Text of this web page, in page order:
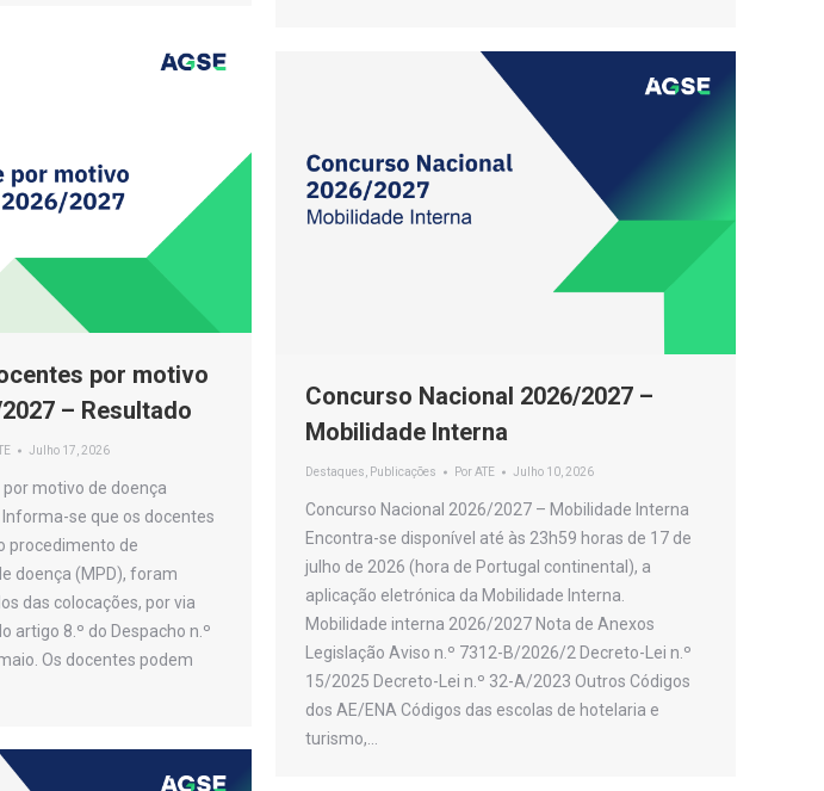
por motivo
– Resultado
Julho 17, 2026
motivo de doença
se que os docentes
procedimento de
doença (MPD), foram
das colocações, por via
artigo 8.º do Despacho n.º
Os docentes podem
Concurso Nacional 2026/2027 –
Mobilidade Interna
Destaques Publicações PorATE Julho 10, 2026
Concurso Nacional 2026/2027 – Mobilidade Interna
Encontra-se disponível até às 23h59 horas de 17 de
julho de 2026 (hora de Portugal continental), a
aplicação eletrónica da Mobilidade Interna.
Mobilidade interna 2026/2027 Nota de Anexos
Legislação Aviso n.º 7312-B/2026/2 Decreto-Lei n.º
15/2025 Decreto-Lei n.º 32-A/2023 Outros Códigos
dos AE/ENA Códigos das escolas de hotelaria e
turismo,…